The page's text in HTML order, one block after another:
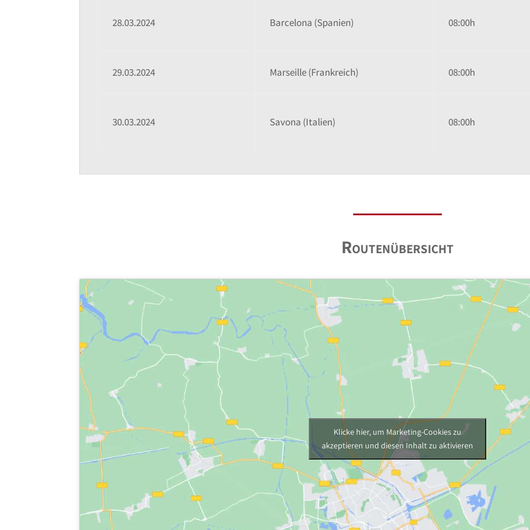
28.03.2024 Barcelona (Spanien) 08:00h
29.03.2024 Marseille (Frankreich) 08:00h
30.03.2024 Savona (Italien) 08:00h
Routenübersicht
Klicke hier, um Marketing-Cookies zu
akzeptieren und diesen Inhalt zu aktivieren